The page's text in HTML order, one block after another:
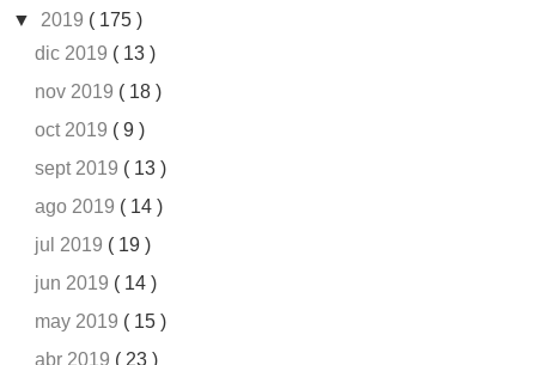
▼ 2019 ( 175 )
dic 2019 ( 13 )
nov 2019 ( 18 )
oct 2019 ( 9 )
sept 2019 ( 13 )
ago 2019 ( 14 )
jul 2019 ( 19 )
jun 2019 ( 14 )
may 2019 ( 15 )
abr 2019 ( 23 )